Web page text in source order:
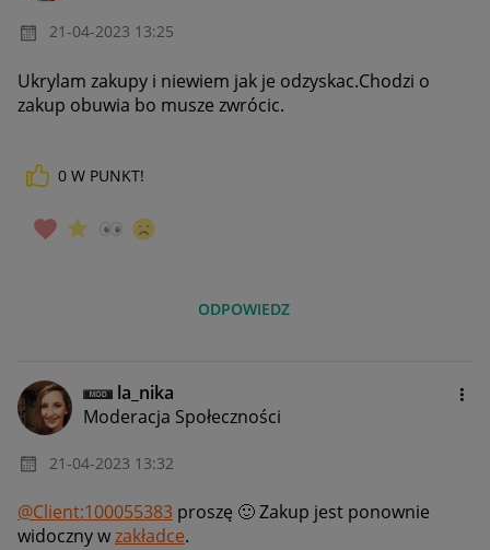
‎21-04-2023 13:25
Ukrylam zakupy i niewiem jak je odzyskac.Chodzi o
zakup obuwia bo musze zwrócic.
0 W PUNKT!
ODPOWIEDZ
la_nika
Moderacja Społeczności
‎21-04-2023 13:32
@Client:100055383 proszę 🙂Zakup jest ponownie
widoczny wzakładce.